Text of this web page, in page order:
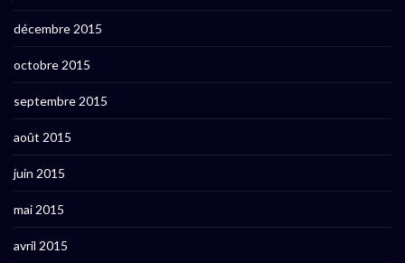
décembre 2015
octobre 2015
septembre 2015
août 2015
juin 2015
mai 2015
avril 2015